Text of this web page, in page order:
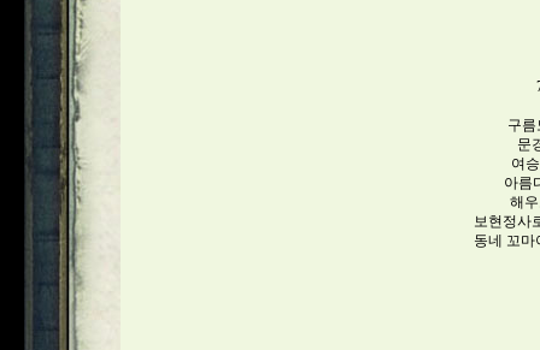
구
문
여
아름
해
보현정사
동네 꼬마